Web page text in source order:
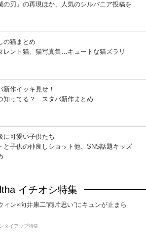
の刃』の再現ほか、人気のシルバニア投稿を
の猫まとめ
レント猫、猫写真集…キュートな猫ズラリ
新作イッキ見せ！
知ってる？ スタバ新作まとめ
に可愛い子供たち
と子供の仲良しショット他、SNS話題キッズ
イチオシ特集
ィン×向井康二“両片思い”にキュンが止まら
タイアップ特集